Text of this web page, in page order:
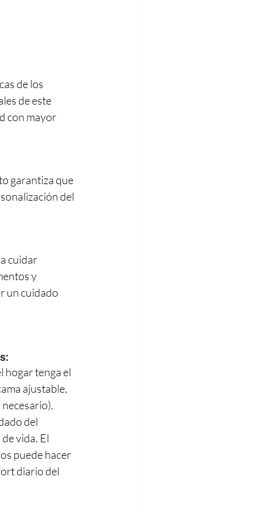
de los
de este
con mayor
garantiza que
del
cuidar
y
un cuidado
hogar tenga el
ajustable,
necesario).
del
vida. El
puede hacer
diario del